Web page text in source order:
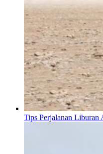
Tips Perjalanan Liburan